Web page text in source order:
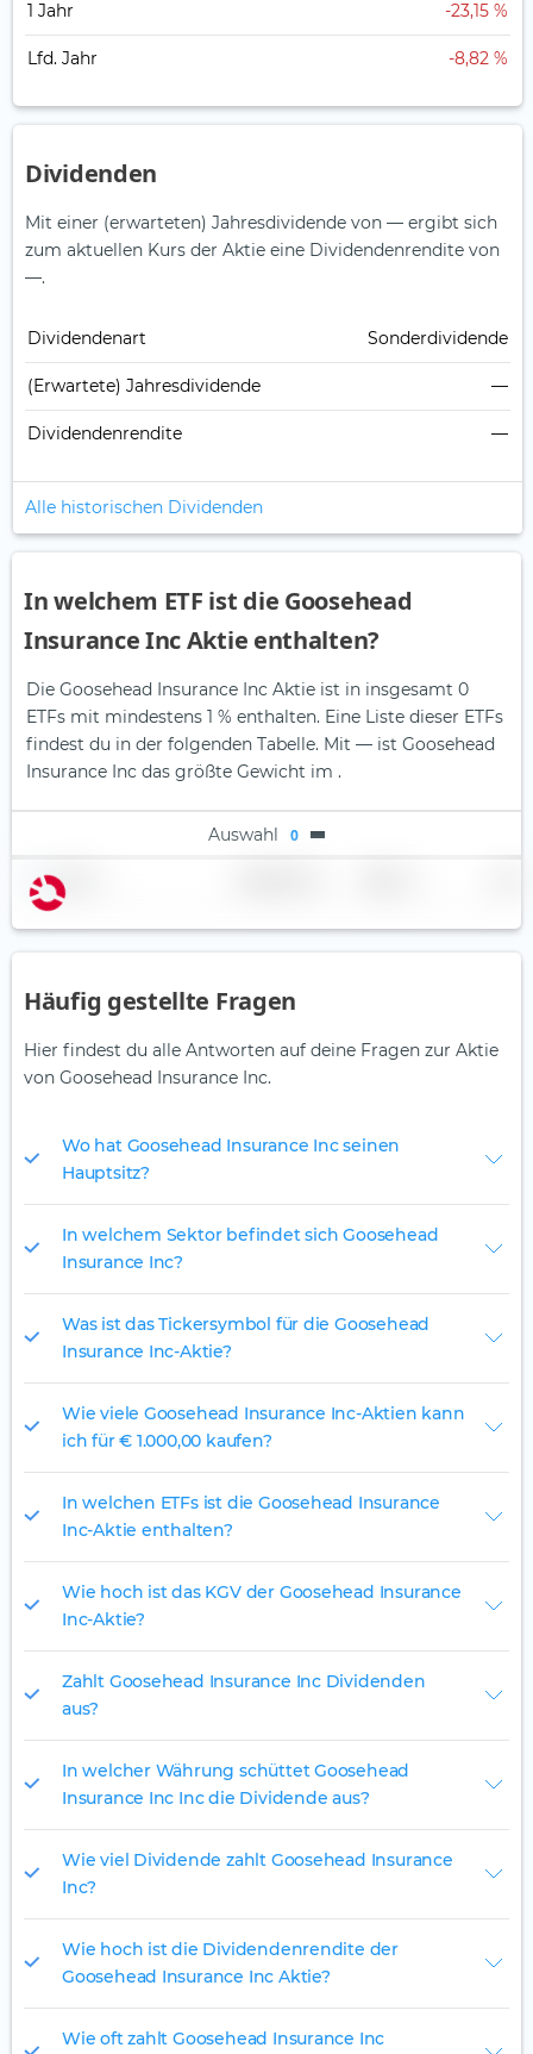
1 Jahr -23,15 %
Lfd. Jahr -8,82 %
Dividenden
Mit einer (erwarteten) Jahresdividende von — ergibt sich
zum aktuellen Kurs der Aktie eine Dividendenrendite von
—.
Dividendenart Sonderdividende
(Erwartete) Jahresdividende —
Dividendenrendite —
Alle historischen Dividenden
In welchem ETF ist die Goosehead
Insurance Inc Aktie enthalten?
Die Goosehead Insurance Inc Aktie ist in insgesamt 0
ETFs mit mindestens 1 % enthalten. Eine Liste dieser ETFs
findest du in der folgenden Tabelle. Mit — ist Goosehead
Insurance Inc das größte Gewicht im .
Auswahl 0
Name
Häufig gestellte Fragen
Hier findest du alle Antworten auf deine Fragen zur Aktie
von Goosehead Insurance Inc.
Wo hat Goosehead Insurance Inc seinen
Hauptsitz?
In welchem Sektor befindet sich Goosehead
Insurance Inc?
Was ist das Tickersymbol für die Goosehead
Insurance Inc-Aktie?
Wie viele Goosehead Insurance Inc-Aktien kann
ich für € 1.000,00 kaufen?
In welchen ETFs ist die Goosehead Insurance
Inc-Aktie enthalten?
Wie hoch ist das KGV der Goosehead Insurance
Inc-Aktie?
Zahlt Goosehead Insurance Inc Dividenden
aus?
In welcher Währung schüttet Goosehead
Insurance Inc Inc die Dividende aus?
Wie viel Dividende zahlt Goosehead Insurance
Inc?
Wie hoch ist die Dividendenrendite der
Goosehead Insurance Inc Aktie?
Wie oft zahlt Goosehead Insurance Inc